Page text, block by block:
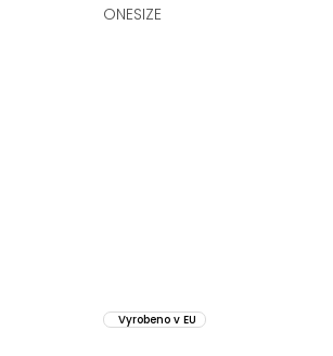
ONESIZE
Vyrobeno v EU